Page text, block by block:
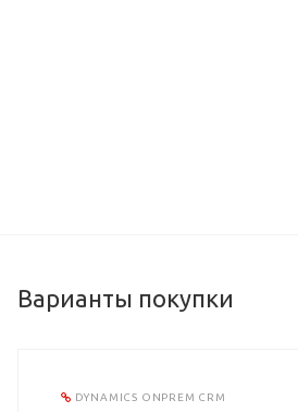
Варианты покупки
DYNAMICS ONPREM CRM